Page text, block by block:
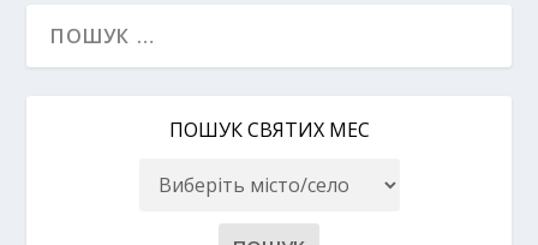
ПОШУК СВЯТИХ МЕС